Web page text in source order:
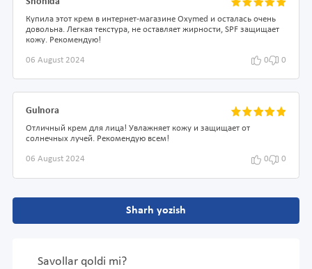
Купила этот крем в интернет-магазине Oxymed и осталась очень
довольна. Легкая текстура, не оставляет жирности, SPF защищает
кожу. Рекомендую!
06 August 2024 0 0
Gulnora
Отличный крем для лица! Увлажняет кожу и защищает от
солнечных лучей. Рекомендую всем!
06 August 2024 0 0
Sharh yozish
Savollar qoldi mi?